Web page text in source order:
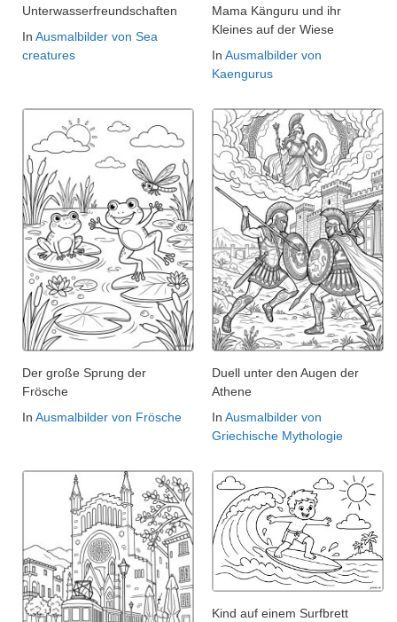
Unterwasserfreundschaften
In Ausmalbilder von Sea
creatures
Mama Känguru und ihr
Kleines auf der Wiese
In Ausmalbilder von
Kaengurus
Der große Sprung der
Frösche
In Ausmalbilder von Frösche
Duell unter den Augen der
Athene
In Ausmalbilder von
Griechische Mythologie
Kind auf einem Surfbrett